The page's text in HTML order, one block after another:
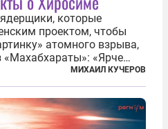
которые
проектом, чтобы
атомного взрыва,
«Махабхараты»: «Ярче
пламя». Не все жители
и Нагасаки, на
года поставили...
МИХАИЛ КУЧЕРОВ